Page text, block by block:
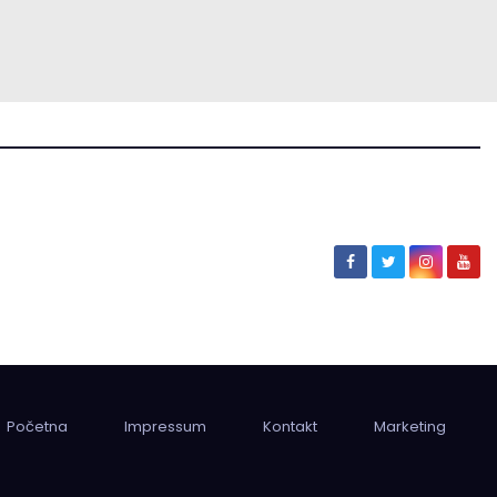
Početna Impressum Kontakt Marketing